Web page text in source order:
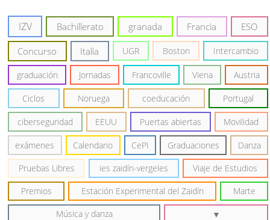
IZV Bachillerato granada Francia ESO
Concurso Italia UGR Boston Intercambio
graduación Jornadas Francoville Viena Austria
Ciclos Noruega coeducación Portugal
ciberseguridad EEUU Puertas abiertas Movilidad
exámenes Calendario CePI Graduaciones Danza
Pruebas Libres ies zaidín-vergeles Viaje de Estudios
Premios Estación Experimental del Zaidín Marte
Música y danza